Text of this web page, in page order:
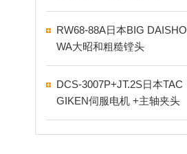
RW68-88A日本BIG DAISHO
WA大昭和粗糙镗头
DCS-3007P+JT.2S日本TAC
GIKEN伺服电机 +主轴夹头